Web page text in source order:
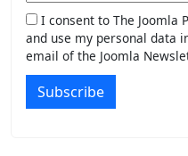
I consent to The Joomla
and use my personal data
email of the Joomla
Subscribe